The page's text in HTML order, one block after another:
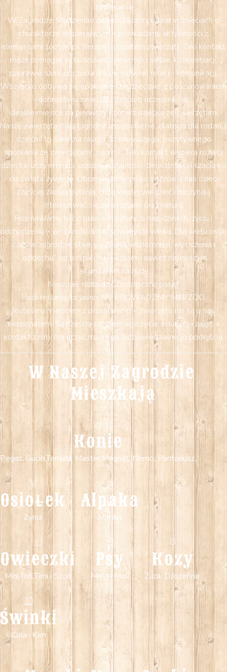
zooterapia
W Zagrodzie Studzienno zwierzęta biorą udział w zajęciach o
charakterze wspierającym – prowadzimy aktywności z
elementami zooterapii (terapii z udziałem zwierząt). Taki kontakt
może pomagać w budowaniu pewności siebie, koncentracji,
poprawie samopoczucia oraz w rozwoju relacji i komunikacji.
Wszystko odbywa się spokojnie i bezpiecznie, z poszanowaniem
dobrostanu zwierząt i potrzeb uczestników.
Idealne miejsce na pierwszy kontakt dziecka ze zwierzętami
Nasze zwierzęta mają łagodne usposobienie, dlatego dla rodzin z
dziećmi to świetna okazja do pierwszego, pozytywnego
spotkania ze zwierzętami „na wsi”. Taki kontakt wspiera rozwój
dziecka: uczy empatii, odpowiedzialności, delikatności i szacunku
do świata żywego. Obserwujemy, że po wizycie u nas dzieci
częściej zadają pytania, chcą więcej wiedzieć i zaczynają
interesować się zwierzętami oraz naturą.
Rozmawiamy też o prawach natury: o narodzinach, życiu i
odchodzeniu – w sposób dostosowany do wieku. Dla wielu osób
czas w zagrodzie staje się chwilą wspomnień, wyciszenia i
„oddechu” od pośpiechu, a czasem nawet najlepszym
lekarstwem na nudę.
Nasz cel: rozbudzić zoologiczną pasję!
Podkreślamy to jasno: NIE PROWADZIMY MINI ZOO.
Jesteśmy miejscem z przesłaniem – zwierzęta nie są u nas
eksponatem. Są częścią codziennego życia, edukacji i zajęć, a
kontakt z nimi ma uczyć mądrego, odpowiedzialnego podejścia.
W Naszej Zagrodzie
Mieszkają
Konie
Pegaz, Gucio,Temida, Master,Magnat, Nemo, Pantoriusz,
Osiołek
Zynia
Alpaka
Maniuś
Owieczki
Mini,Tofi,Timi i Szon
Psy
Mela i Moli
Kozy
Zuza, Dźozefina,
Świnki
Cola i Ken